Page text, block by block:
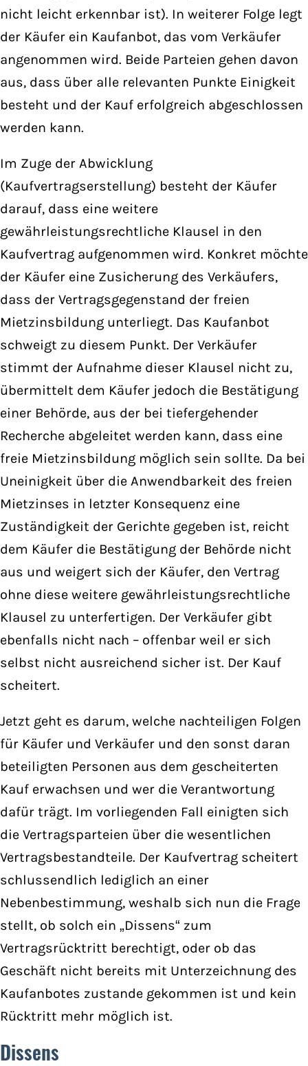
nicht leicht erkennbar ist). In weiterer Folge legt
der Käufer ein Kaufanbot, das vom Verkäufer
angenommen wird. Beide Parteien gehen davon
aus, dass über alle relevanten Punkte Einigkeit
besteht und der Kauf erfolgreich abgeschlossen
werden kann.
Im Zuge der Abwicklung
(Kaufvertragserstellung) besteht der Käufer
darauf, dass eine weitere
gewährleistungsrechtliche Klausel in den
Kaufvertrag aufgenommen wird. Konkret möchte
der Käufer eine Zusicherung des Verkäufers,
dass der Vertragsgegenstand der freien
Mietzinsbildung unterliegt. Das Kaufanbot
schweigt zu diesem Punkt. Der Verkäufer
stimmt der Aufnahme dieser Klausel nicht zu,
übermittelt dem Käufer jedoch die Bestätigung
einer Behörde, aus der bei tiefergehender
Recherche abgeleitet werden kann, dass eine
freie Mietzinsbildung möglich sein sollte. Da bei
Uneinigkeit über die Anwendbarkeit des freien
Mietzinses in letzter Konsequenz eine
Zuständigkeit der Gerichte gegeben ist, reicht
dem Käufer die Bestätigung der Behörde nicht
aus und weigert sich der Käufer, den Vertrag
ohne diese weitere gewährleistungsrechtliche
Klausel zu unterfertigen. Der Verkäufer gibt
ebenfalls nicht nach – offenbar weil er sich
selbst nicht ausreichend sicher ist. Der Kauf
scheitert.
Jetzt geht es darum, welche nachteiligen Folgen
für Käufer und Verkäufer und den sonst daran
beteiligten Personen aus dem gescheiterten
Kauf erwachsen und wer die Verantwortung
dafür trägt. Im vorliegenden Fall einigten sich
die Vertragsparteien über die wesentlichen
Vertragsbestandteile. Der Kaufvertrag scheitert
schlussendlich lediglich an einer
Nebenbestimmung, weshalb sich nun die Frage
stellt, ob solch ein „Dissens“ zum
Vertragsrücktritt berechtigt, oder ob das
Geschäft nicht bereits mit Unterzeichnung des
Kaufanbotes zustande gekommen ist und kein
Rücktritt mehr möglich ist.
Dissens